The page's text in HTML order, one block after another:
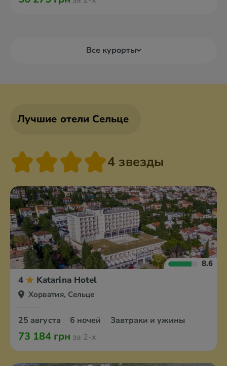
Все курорты
Лучшие отели Сельце
4 звезды
8.6
4 Katarina Hotel
Хорватия, Сельце
25 августа 6 ночей Завтраки и ужины
73 184 грн за 2-х